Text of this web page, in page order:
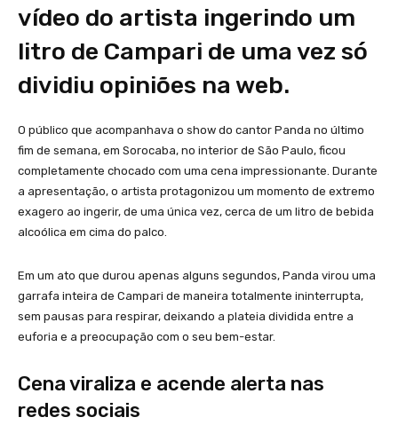
vídeo do artista ingerindo um
litro de Campari de uma vez só
dividiu opiniões na web.
O público que acompanhava o show do cantor Panda no último
fim de semana, em Sorocaba, no interior de São Paulo, ficou
completamente chocado com uma cena impressionante. Durante
a apresentação, o artista protagonizou um momento de extremo
exagero ao ingerir, de uma única vez, cerca de um litro de bebida
alcoólica em cima do palco.
Em um ato que durou apenas alguns segundos, Panda virou uma
garrafa inteira de Campari de maneira totalmente ininterrupta,
sem pausas para respirar, deixando a plateia dividida entre a
euforia e a preocupação com o seu bem-estar.
Cena viraliza e acende alerta nas
redes sociais